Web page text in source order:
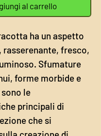
al carrello
ha un aspetto
rasserenante, fresco,
Sfumature
forme morbide e
le
principali di
che si